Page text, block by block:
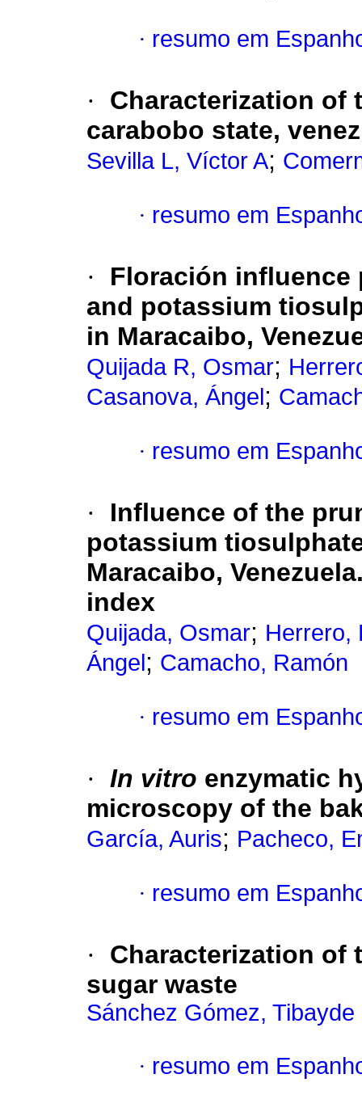
· resumo em
·
Characterization of
carabobo state,
Sevilla L, Víctor A;
· resumo em
·
Floración
and potassium
in Maracaibo,
Quijada R, Osmar;
Casanova, Ángel ;
· resumo em
·
Influence of the
potassium
Maracaibo,
index
Quijada, Osmar; Herrero,
Ángel ; Camacho, Ramón
· resumo em
· In vitro enzymatic
microscopy of the
García, Auris; Pacheco,
· resumo em
·
Characterization of
sugar waste
Sánchez Gómez, Tibayde
· resumo em